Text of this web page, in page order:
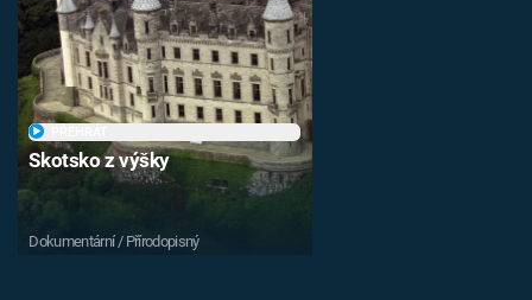
Skotsko z výšky
Dokumentární / Přírodopisný